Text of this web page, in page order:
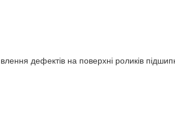
дефектів на поверхні роликів